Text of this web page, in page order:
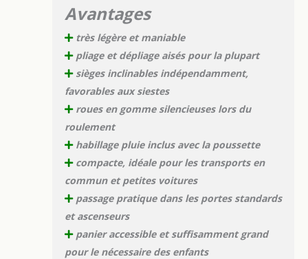
Avantages
très légère et maniable
pliage et dépliage aisés pour la plupart
sièges inclinables indépendamment,
favorables aux siestes
roues en gomme silencieuses lors du
roulement
habillage pluie inclus avec la poussette
compacte, idéale pour les transports en
commun et petites voitures
passage pratique dans les portes standards
et ascenseurs
panier accessible et suffisamment grand
pour le nécessaire des enfants